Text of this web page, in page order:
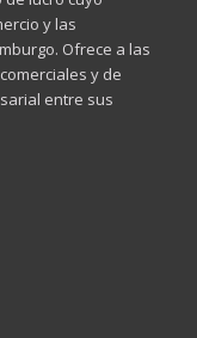
y las
Ofrece a las
y de
entre sus